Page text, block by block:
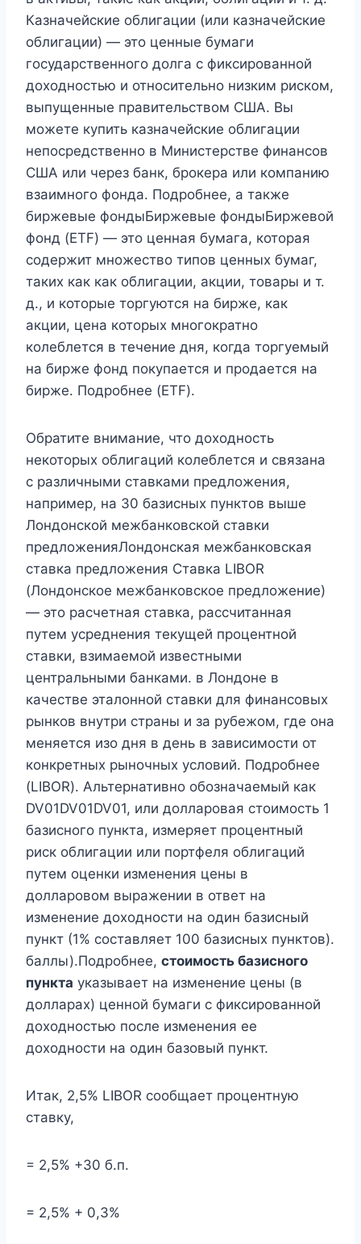
Казначейские облигации (или казначейские
облигации) — это ценные бумаги
государственного долга с фиксированной
доходностью и относительно низким риском,
выпущенные правительством США. Вы
можете купить казначейские облигации
непосредственно в Министерстве финансов
США или через банк, брокера или компанию
взаимного фонда. Подробнее, а также
биржевые фондыБиржевые фондыБиржевой
фонд (ETF) — это ценная бумага, которая
содержит множество типов ценных бумаг,
таких как как облигации, акции, товары и т.
д., и которые торгуются на бирже, как
акции, цена которых многократно
колеблется в течение дня, когда торгуемый
на бирже фонд покупается и продается на
бирже. Подробнее (ETF).
Обратите внимание, что доходность
некоторых облигаций колеблется и связана
с различными ставками предложения,
например, на 30 базисных пунктов выше
Лондонской межбанковской ставки
предложенияЛондонская межбанковская
ставка предложения Ставка LIBOR
(Лондонское межбанковское предложение)
— это расчетная ставка, рассчитанная
путем усреднения текущей процентной
ставки, взимаемой известными
центральными банками. в Лондоне в
качестве эталонной ставки для финансовых
рынков внутри страны и за рубежом, где она
меняется изо дня в день в зависимости от
конкретных рыночных условий. Подробнее
(LIBOR). Альтернативно обозначаемый как
DV01DV01DV01, или долларовая стоимость 1
базисного пункта, измеряет процентный
риск облигации или портфеля облигаций
путем оценки изменения цены в
долларовом выражении в ответ на
изменение доходности на один базисный
пункт (1% составляет 100 базисных пунктов).
баллы).Подробнее, стоимость базисного
пункта указывает на изменение цены (в
долларах) ценной бумаги с фиксированной
доходностью после изменения ее
доходности на один базовый пункт.
Итак, 2,5% LIBOR сообщает процентную
ставку,
= 2,5% +30 б.п.
= 2,5% + 0,3%